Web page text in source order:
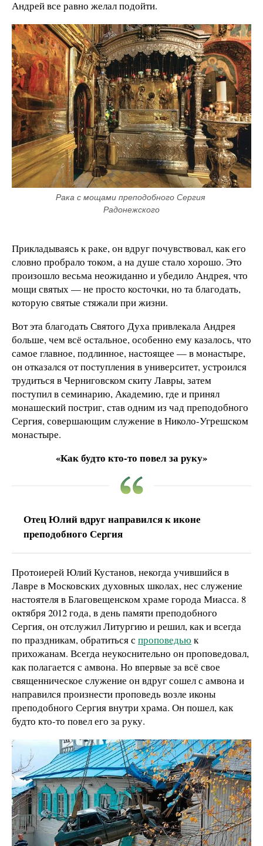
Андрей все равно желал подойти.
Рака с мощами преподобного Сергия
Радонежского
Прикладываясь к раке, он вдруг почувствовал, как его
словно пробрало током, а на душе стало хорошо. Это
произошло весьма неожиданно и убедило Андрея, что
мощи святых — не просто косточки, но та благодать,
которую святые стяжали при жизни.
Вот эта благодать Святого Духа привлекала Андрея
больше, чем всё остальное, особенно ему казалось, что
самое главное, подлинное, настоящее — в монастыре,
он отказался от поступления в университет, устроился
трудиться в Черниговском скиту Лавры, затем
поступил в семинарию, Академию, где и принял
монашеский постриг, став одним из чад преподобного
Сергия, совершающим служение в Николо-Угрешском
монастыре.
«Как будто кто-то повел за руку»
Отец Юлий вдруг направился к иконе
преподобного Сергия
Протоиерей Юлий Кустанов, некогда учившийся в
Лавре в Московских духовных школах, нес служение
настоятеля в Благовещенском храме города Миасса. 8
октября 2012 года, в день памяти преподобного
Сергия, он отслужил Литургию и решил, как и всегда
по праздникам, обратиться с проповедью к
прихожанам. Всегда неукоснительно он проповедовал,
как полагается с амвона. Но впервые за всё свое
священническое служение он вдруг сошел с амвона и
направился произнести проповедь возле иконы
преподобного Сергия внутри храма. Он пошел, как
будто кто-то повел его за руку.